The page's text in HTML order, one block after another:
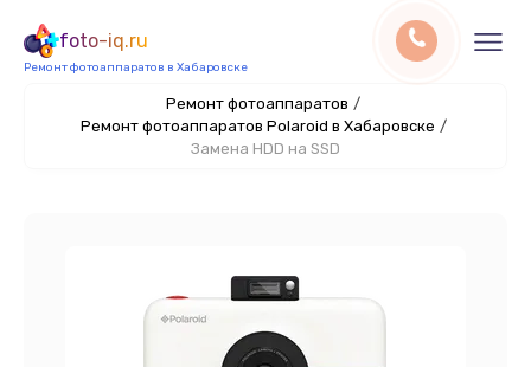
foto-iq.ru
Ремонт фотоаппаратов в Хабаровске
Ремонт фотоаппаратов /
Ремонт фотоаппаратов Polaroid в Хабаровске /
Замена HDD на SSD